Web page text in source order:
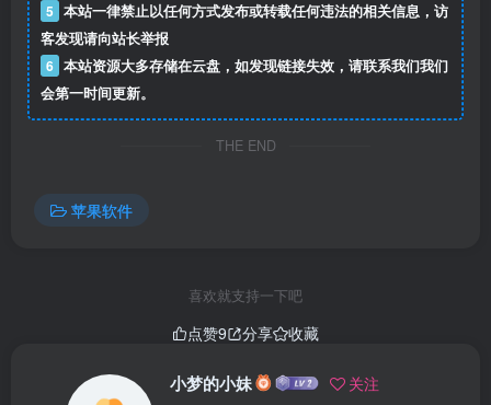
周到上海ios版
是一款专为广大的上海市民打造的生活资讯服
5 本站一律禁止以任何方式发布或转载任何违法的相关信息，访
客发现请向站长举报
6 本站资源大多存储在云盘，如发现链接失效，请联系我们我们
会第一时间更新。
THE END
苹果软件
喜欢就支持一下吧
点赞9 分享 收藏
小梦的小妹 关注